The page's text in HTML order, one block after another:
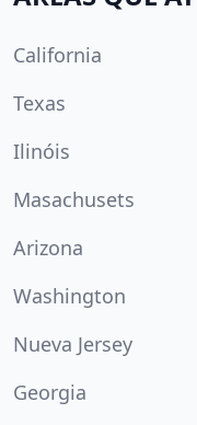
California
Texas
Ilinóis
Masachusets
Arizona
Washington
Nueva Jersey
Georgia